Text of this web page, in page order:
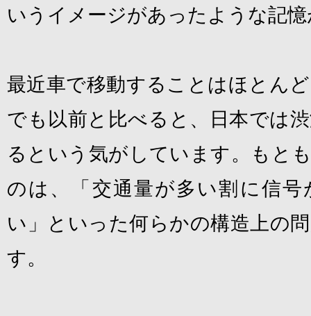
いうイメージがあったような記
最近車で移動することはほとん
でも以前と比べると、日本では
るという気がしています。もと
のは、「交通量が多い割に信
い」といった何らかの構造上の
す。